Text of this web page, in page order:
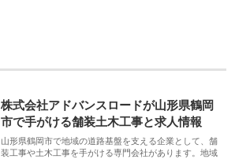
株式会社アドバンスロードが山形県鶴岡
市で手がける舗装土木工事と求人情報
山形県鶴岡市で地域の道路基盤を支える企業として、舗
装工事や土木工事を手がける専門会社があります。地域